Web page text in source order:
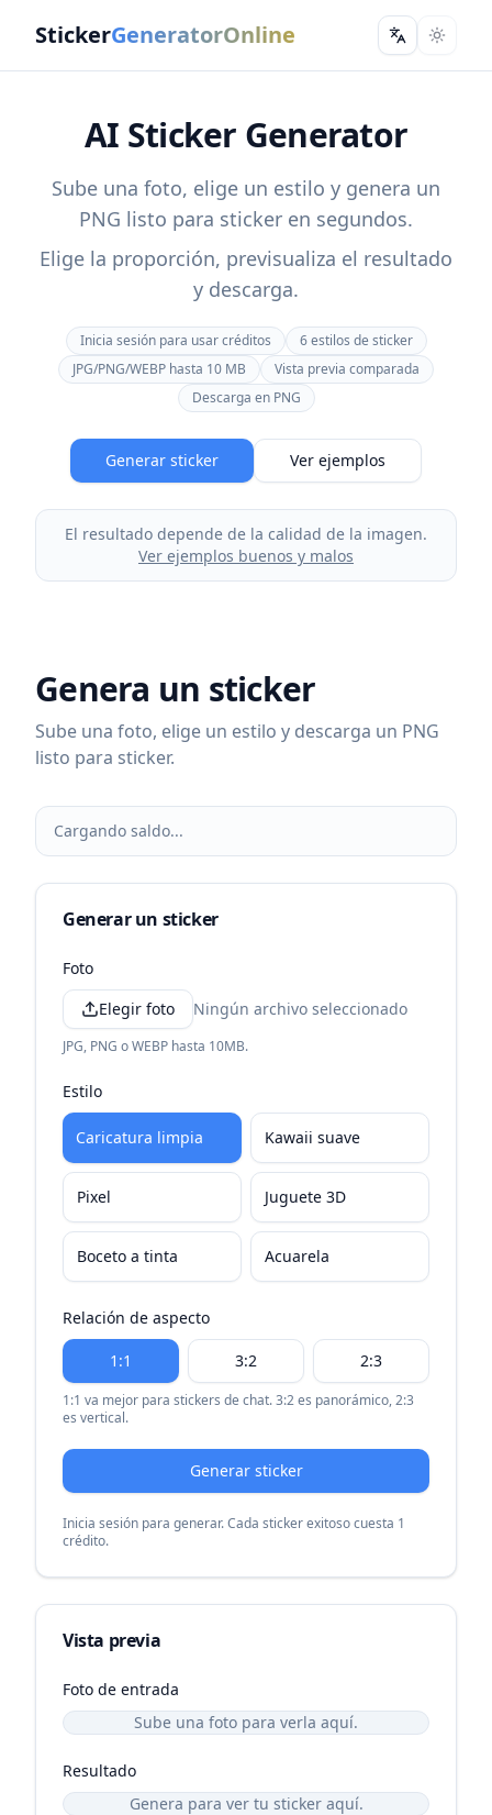
StickerGeneratorOnline Change
AI Sticker Generator
Sube una foto, elige un estilo y genera un
PNG listo para sticker en segundos.
Elige la proporción, previsualiza el resultado
y descarga.
Inicia sesión para usar créditos
6 estilos de sticker
JPG/PNG/WEBP hasta 10 MB
Vista previa comparada
Descarga en PNG
Generar sticker Ver ejemplos
El resultado depende de la calidad de la imagen.
Ver ejemplos buenos y malos
Genera un sticker
Sube una foto, elige un estilo y descarga un PNG
listo para sticker.
Cargando saldo...
Generar un sticker
Foto
Elegir foto
Ningún archivo seleccionado
JPG, PNG o WEBP hasta 10MB.
Estilo
Caricatura limpia Kawaii suave
Pixel Juguete 3D
Boceto a tinta Acuarela
Relación de aspecto
1:1 3:2 2:3
1:1 va mejor para stickers de chat. 3:2 es panorámico, 2:3
es vertical.
Generar sticker
Inicia sesión para generar. Cada sticker exitoso cuesta 1
crédito.
Vista previa
Foto de entrada
Sube una foto para verla aquí.
Resultado
Genera para ver tu sticker aquí.